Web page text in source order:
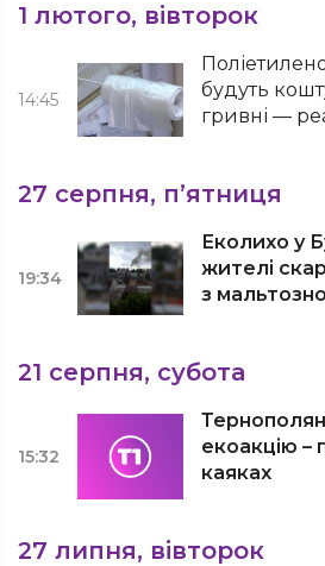
1 лютого, вівторок
14:45
будуть
гривні —
27 серпня, п’ятниця
19:34
Еколихо у
жителі
з
21 серпня, субота
15:32
екоакцію –
каяках
27 липня, вівторок